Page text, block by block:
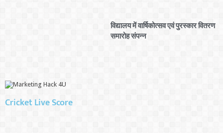
विद्यालय में वार्षिकोत्सव एवं पुरस्कार वितरण
समारोह संपन्न
Cricket Live Score